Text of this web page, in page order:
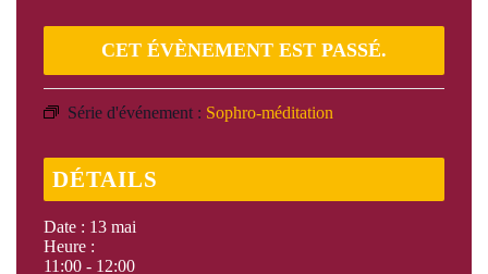
CET ÉVÈNEMENT EST PASSÉ.
Série d'événement : Sophro-méditation
DÉTAILS
Date : 13 mai
Heure :
11:00 - 12:00